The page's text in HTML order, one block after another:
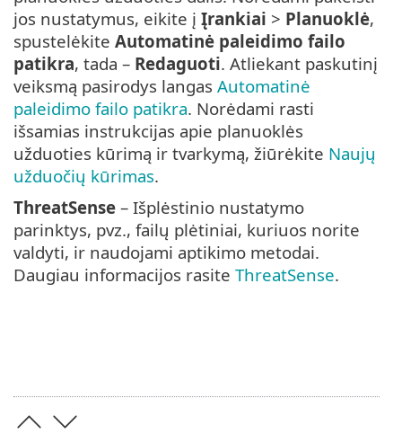
jos nustatymus, eikite į Įrankiai > Planuoklė,
spustelėkite Automatinė paleidimo failo
patikra, tada – Redaguoti. Atliekant paskutinį
veiksmą pasirodys langas Automatinė
paleidimo failo patikra. Norėdami rasti
išsamias instrukcijas apie planuoklės
užduoties kūrimą ir tvarkymą, žiūrėkite Naujų
užduočių kūrimas.
ThreatSense – Išplėstinio nustatymo
parinktys, pvz., failų plėtiniai, kuriuos norite
valdyti, ir naudojami aptikimo metodai.
Daugiau informacijos rasite ThreatSense.